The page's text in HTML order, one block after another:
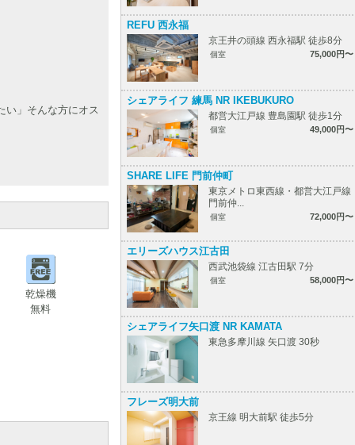
い」そんな方にオス
乾燥機
無料
REFU 西永福
京王井の頭線 西永福駅 徒歩8分
個室 75,000円〜
シェアライフ 練馬 NR IKEBUKURO
都営大江戸線 豊島園駅 徒歩1分
個室 49,000円〜
SHARE LIFE 門前仲町
東京メトロ東西線・都営大江戸線
門前仲...
個室 72,000円〜
エリーズハウス江古田
西武池袋線 江古田駅 7分
個室 58,000円〜
シェアライフ矢口渡 NR KAMATA
東急多摩川線 矢口渡 30秒
フレーズ明大前
京王線 明大前駅 徒歩5分